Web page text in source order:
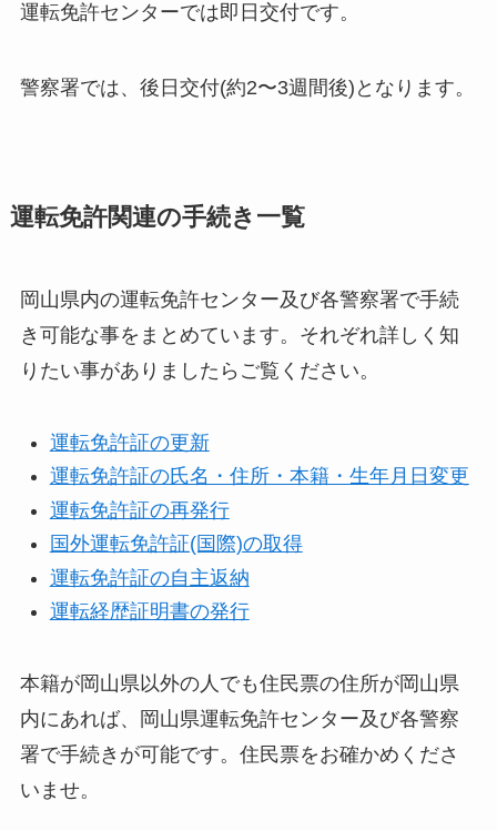
運転免許センターでは即日交付です。
警察署では、後日交付(約2〜3週間後)となります。
運転免許関連の手続き一覧
岡山県内の運転免許センター及び各警察署で手続
き可能な事をまとめています。それぞれ詳しく知
りたい事がありましたらご覧ください。
運転免許証の更新
運転免許証の氏名・住所・本籍・生年月日変更
運転免許証の再発行
国外運転免許証(国際)の取得
運転免許証の自主返納
運転経歴証明書の発行
本籍が岡山県以外の人でも住民票の住所が岡山県
内にあれば、岡山県運転免許センター及び各警察
署で手続きが可能です。住民票をお確かめくださ
いませ。